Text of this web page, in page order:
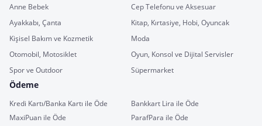
Anne Bebek
Cep Telefonu ve Aksesuar
Ayakkabı, Çanta
Kitap, Kırtasiye, Hobi, Oyuncak
Kişisel Bakım ve Kozmetik
Moda
Otomobil, Motosiklet
Oyun, Konsol ve Dijital Servisler
Spor ve Outdoor
Süpermarket
Ödeme
Kredi Kartı/Banka Kartı ile Öde
Bankkart Lira ile Öde
MaxiPuan ile Öde
ParafPara ile Öde